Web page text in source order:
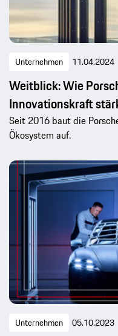
Unternehmen 11.04.2024
Weitblick: Wie
Innovationskraft
Seit 2016 baut die
Ökosystem auf.
Unternehmen 05.10.2023